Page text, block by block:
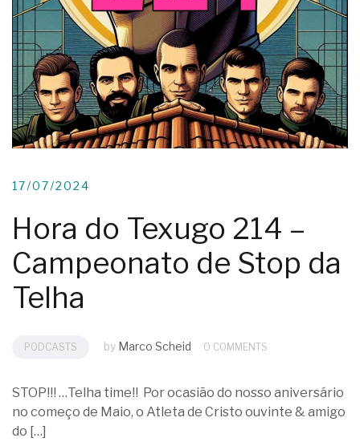
17/07/2024
Hora do Texugo 214 –
Campeonato de Stop da
Telha
PODCASTS by Marco Scheid 0 COMMENTS
STOP!!! …Telha time!! Por ocasião do nosso aniversário
no começo de Maio, o Atleta de Cristo ouvinte & amigo
do […]